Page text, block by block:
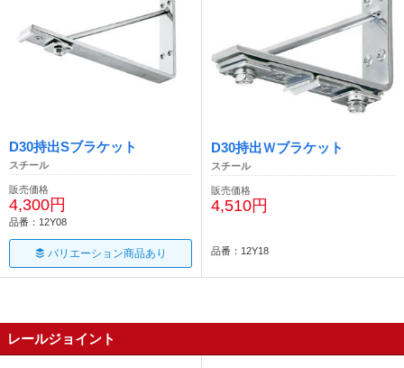
D30持出Sブラケット
スチール
販売価格
4,300円
品番：12Y08
バリエーション商品あり
D30持出Ｗブラケット
スチール
販売価格
4,510円
品番：12Y18
レールジョイント